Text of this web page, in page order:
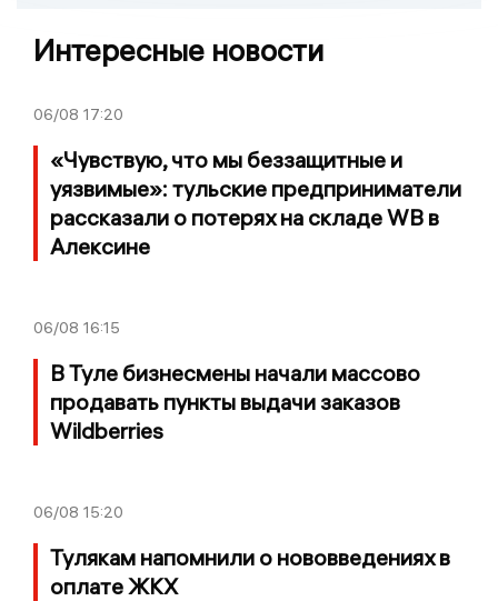
Интересные новости
06/08 17:20
«Чувствую, что мы беззащитные и
уязвимые»: тульские предприниматели
рассказали о потерях на складе WB в
Алексине
06/08 16:15
В Туле бизнесмены начали массово
продавать пункты выдачи заказов
Wildberries
06/08 15:20
Тулякам напомнили о нововведениях в
оплате ЖКХ